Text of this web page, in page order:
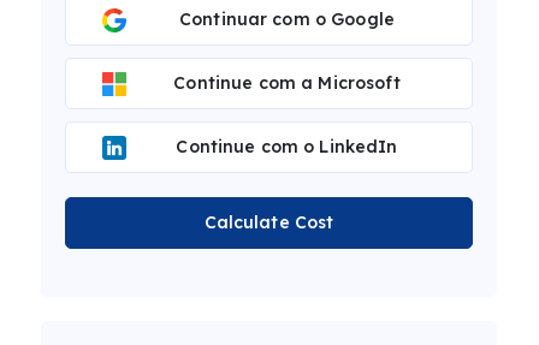
Continuar com o Google
Continue com a Microsoft
Continue com o LinkedIn
Calculate Cost